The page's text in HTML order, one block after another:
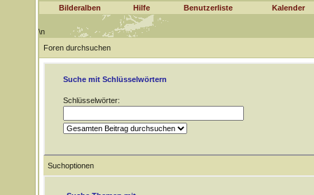
Bilderalben Hilfe Benutzerliste Kalender
\n
Foren durchsuchen
Suche mit Schlüsselwörtern
Schlüsselwörter:
Suchoptionen